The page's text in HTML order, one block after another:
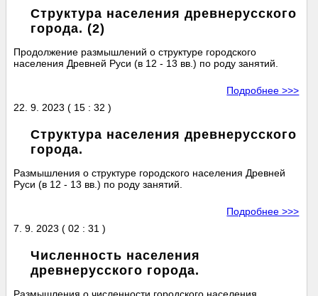
Структура населения древнерусского
города. (2)
Продолжение размышлений о структуре городского
населения Древней Руси (в 12 - 13 вв.) по роду занятий.
Подробнее >>>
22. 9. 2023 ( 15 : 32 )
Структура населения древнерусского
города.
Размышления о структуре городского населения Древней
Руси (в 12 - 13 вв.) по роду занятий.
Подробнее >>>
7. 9. 2023 ( 02 : 31 )
Численность населения
древнерусского города.